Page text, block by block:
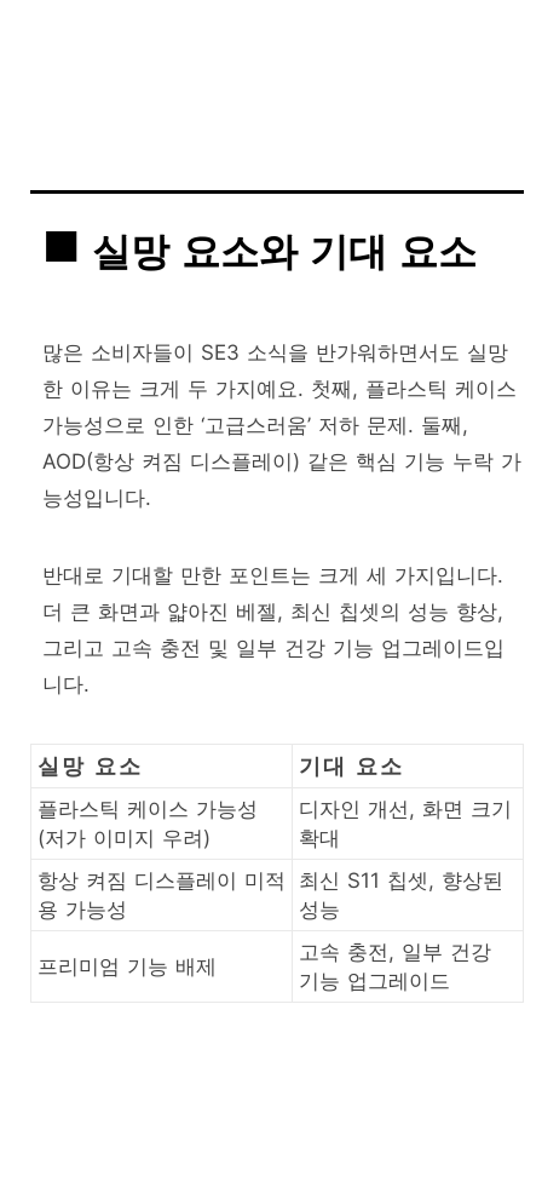
실망 요소와 기대 요소
많은 소비자들이 SE3 소식을 반가워하면서도 실망
한 이유는 크게 두 가지예요. 첫째, 플라스틱 케이스
가능성으로 인한 ‘고급스러움’ 저하 문제. 둘째,
AOD(항상 켜짐 디스플레이) 같은 핵심 기능 누락 가
능성입니다.
반대로 기대할 만한 포인트는 크게 세 가지입니다.
더 큰 화면과 얇아진 베젤, 최신 칩셋의 성능 향상,
그리고 고속 충전 및 일부 건강 기능 업그레이드입
니다.
실망 요소 기대 요소
플라스틱 케이스 가능성
(저가 이미지 우려)
디자인 개선, 화면 크기
확대
항상 켜짐 디스플레이 미적
용 가능성
최신 S11 칩셋, 향상된
성능
프리미엄 기능 배제
고속 충전, 일부 건강
기능 업그레이드